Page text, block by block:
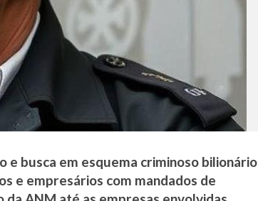
e busca em esquema criminoso bilionário
e empresários com mandados de